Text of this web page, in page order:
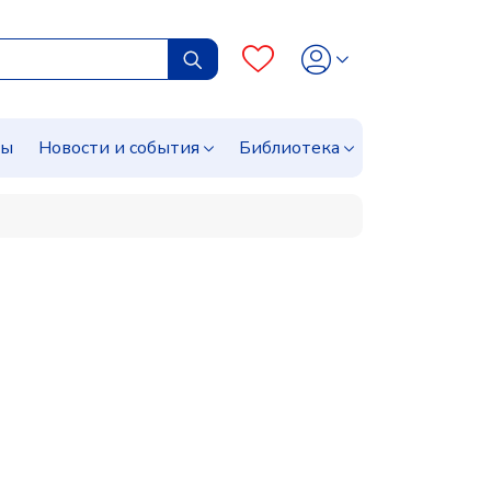
Новости и события Библиотека